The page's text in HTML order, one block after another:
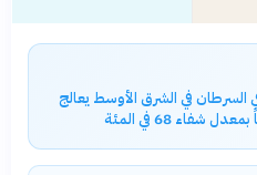
في الشرق الأوسط يعالج